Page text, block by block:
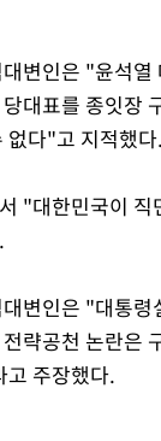
변인은 "윤석
대표를 종잇장
없다"고 지적했다.
"대한민국이
변인은 "대통
략공천 논란은
고 주장했다.